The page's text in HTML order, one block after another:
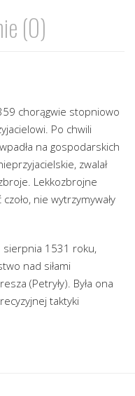
(0)
chorągwie stopniowo
Po chwili
na gospodarskich
zwalał
Lekkozbrojne
nie wytrzymywały
1531 roku,
nad siłami
(Petryły). Była ona
taktyki